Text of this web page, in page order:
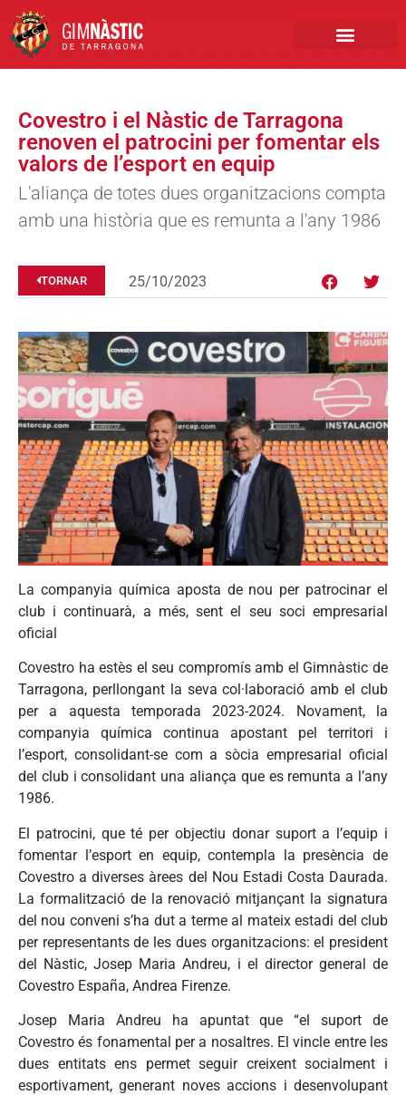
Covestro i el Nàstic de Tarragona
renoven el patrocini per fomentar els
valors de l’esport en equip
L'aliança de totes dues organitzacions compta
amb una història que es remunta a l'any 1986
TORNAR 25/10/2023
La companyia química aposta de nou per patrocinar el
club i continuarà, a més, sent el seu soci empresarial
oficial
Covestro ha estès el seu compromís amb el Gimnàstic de
Tarragona, perllongant la seva col·laboració amb el club
per a aquesta temporada 2023-2024. Novament, la
companyia química continua apostant pel territori i
l’esport, consolidant-se com a sòcia empresarial oficial
del club i consolidant una aliança que es remunta a l’any
1986.
El patrocini, que té per objectiu donar suport a l’equip i
fomentar l’esport en equip, contempla la presència de
Covestro a diverses àrees del Nou Estadi Costa Daurada.
La formalització de la renovació mitjançant la signatura
del nou conveni s’ha dut a terme al mateix estadi del club
per representants de les dues organitzacions: el president
del Nàstic, Josep Maria Andreu, i el director general de
Covestro España, Andrea Firenze.
Josep Maria Andreu ha apuntat que “el suport de
Covestro és fonamental per a nosaltres. El vincle entre les
dues entitats ens permet seguir creixent socialment i
esportivament, generant noves accions i desenvolupant